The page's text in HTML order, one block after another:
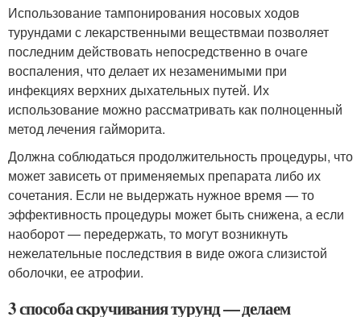
Использование тампонирования носовых ходов
турундами с лекарственными веществмаи позволяет
последним действовать непосредственно в очаге
воспаления, что делает их незаменимыми при
инфекциях верхних дыхательных путей. Их
использование можно рассматривать как полноценный
метод лечения гайморита.
Должна соблюдаться продолжительность процедуры, что
может зависеть от применяемых препарата либо их
сочетания. Если не выдержать нужное время — то
эффективность процедуры может быть снижена, а если
наоборот — передержать, то могут возникнуть
нежелательные последствия в виде ожога слизистой
оболочки, ее атрофии.
3 способа скручивания турунд — делаем